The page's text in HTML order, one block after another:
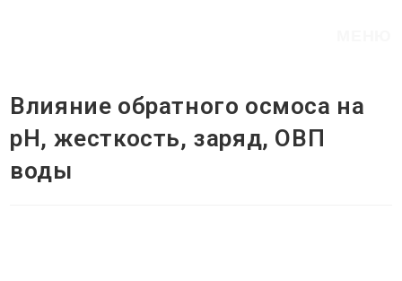
Влияние обратного осмоса на
pH, жесткость, заряд, ОВП
воды